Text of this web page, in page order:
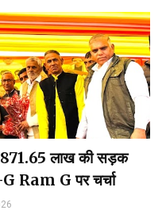
लाख की सड़क
G Ram G पर चर्चा